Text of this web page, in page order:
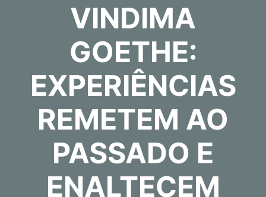
VINDIMA
GOETHE:
EXPERIÊNCIAS
REMETEM AO
PASSADO E
ENALTECEM